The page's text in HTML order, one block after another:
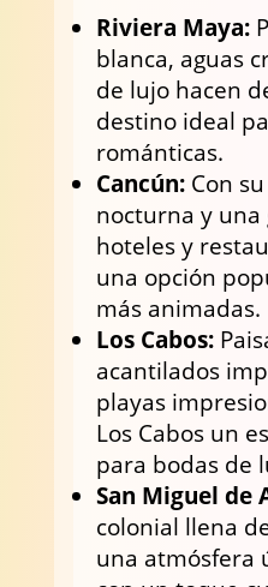
Riviera Maya:
blanca, aguas
de lujo hacen
destino ideal
románticas.
Cancún:Con
nocturna y
hoteles y
una opción
más animadas.
Los Cabos:
acantilados
playas
Los Cabos un
para bodas de
San Miguel de
colonial llena
una atmósfera